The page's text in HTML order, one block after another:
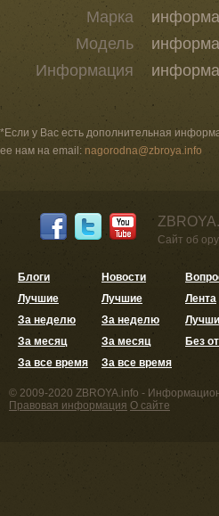
Марка
Модель
Информация
*Если у Вас есть дополнительная
ее нам на email: nagorodna@zbroya.info
Сайт об
Блоги
Лучшие
За неделю
За месяц
За все время
Новости
Лучшие
За неделю
За месяц
За все время
Лента
Без
© 2009-2020 ZBROYA.info -
Правовая информация О сайте